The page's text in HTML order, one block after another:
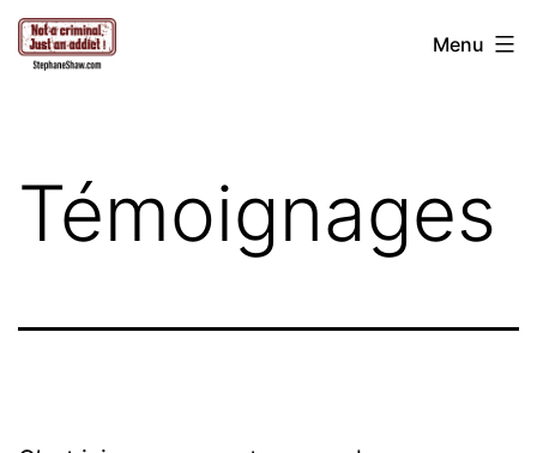
Aller
auStéphane
Menu
Témoignages